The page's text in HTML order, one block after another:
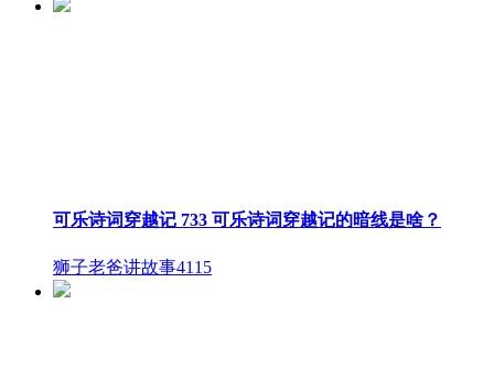
可乐诗词穿越记 733 可乐诗词穿越记的暗线是啥？
狮子老爸讲故事4115